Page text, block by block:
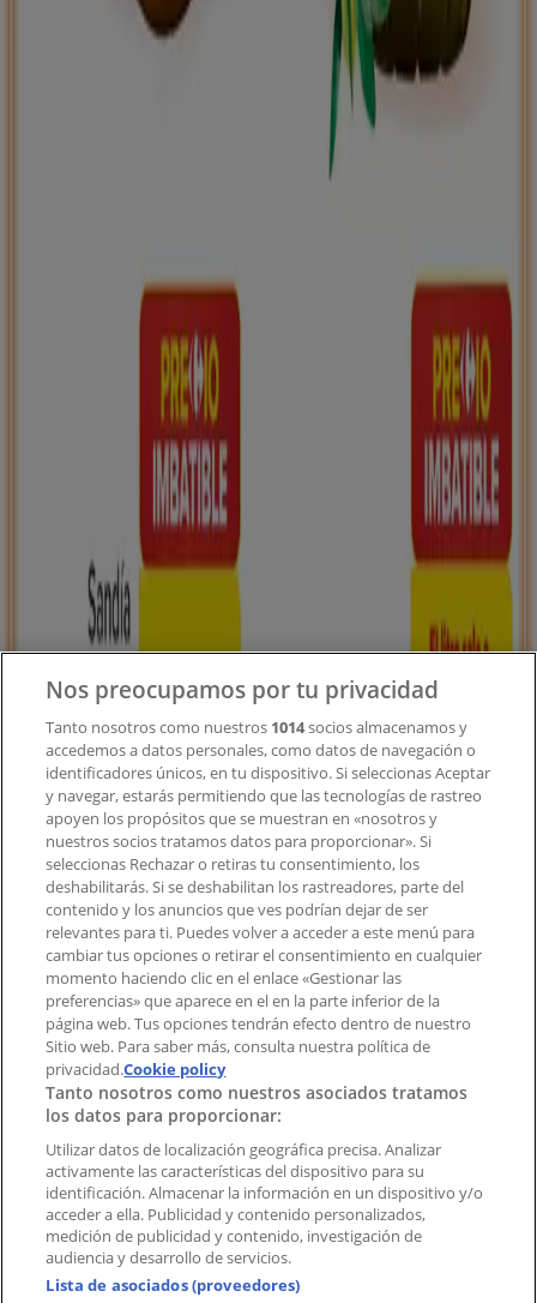
Tiendeo forma parte de Shopfully, la empresa
tecnológica que está reinventando las compras locales
en todo el mundo.
¿Qué hacemos?
Soluciones para empresas
Noticias y prensa
Trabaja con nosotros
Contacto comercial y de marketing
Tienda mal colocada en el mapa
Notificar un folleto
¿Encontraste un problema en la web o en la
aplicación?
Índices
Marcas
Marcas locales
Negocios
Negocios cercanos
Productos
Productos locales
Ciudades
Descargar la APP Tiendeo
Nos preocupamos por tu privacidad
Tanto nosotros como nuestros 1014socios almacenamos y
accedemos a datos personales, como datos de navegación o
identificadores únicos, en tu dispositivo. Si seleccionas Aceptar
y navegar, estarás permitiendo que las tecnologías de rastreo
apoyen los propósitos que se muestran en «nosotros y
nuestros socios tratamos datos para proporcionar». Si
seleccionas Rechazar o retiras tu consentimiento, los
deshabilitarás. Si se deshabilitan los rastreadores, parte del
contenido y los anuncios que ves podrían dejar de ser
relevantes para ti. Puedes volver a acceder a este menú para
cambiar tus opciones o retirar el consentimiento en cualquier
momento haciendo clic en el enlace «Gestionar las
preferencias» que aparece en el en la parte inferior de la
página web. Tus opciones tendrán efecto dentro de nuestro
Sitio web. Para saber más, consulta nuestra política de
privacidad.Cookie policy
Tanto nosotros como nuestros asociados tratamos
los datos para proporcionar:
Utilizar datos de localización geográfica precisa. Analizar
activamente las características del dispositivo para su
identificación. Almacenar la información en un dispositivo y/o
acceder a ella. Publicidad y contenido personalizados,
medición de publicidad y contenido, investigación de
audiencia y desarrollo de servicios.
Lista de asociados (proveedores)